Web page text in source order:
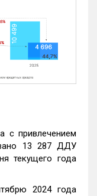
с привлечением
13 287 ДДУ
текущего года
2024 года